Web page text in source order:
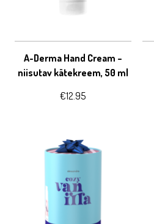
A-Derma Hand Cream –
niisutav kätekreem, 50 ml
€12.95